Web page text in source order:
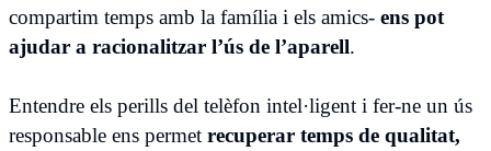
compartim temps amb la família i els amics- ens pot
ajudar a racionalitzar l’ús de l’aparell.
Entendre els perills del telèfon intel·ligent i fer-ne un ús
responsable ens permet recuperar temps de qualitat,